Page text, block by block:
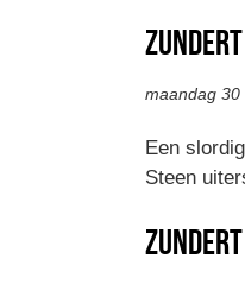
Zundert
maandag
Een
Steen